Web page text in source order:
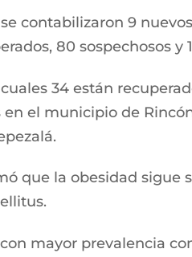
contabilizaron 9
80 sospechosos y
34 están
el municipio de
que la obesidad sigue
mayor prevalencia